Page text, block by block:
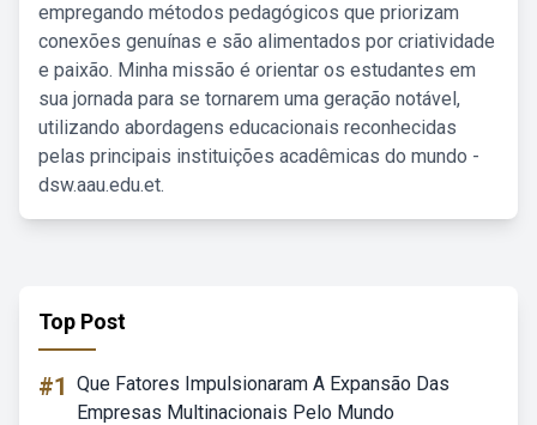
empregando métodos pedagógicos que priorizam
conexões genuínas e são alimentados por criatividade
e paixão. Minha missão é orientar os estudantes em
sua jornada para se tornarem uma geração notável,
utilizando abordagens educacionais reconhecidas
pelas principais instituições acadêmicas do mundo -
dsw.aau.edu.et.
Top Post
#1 Que Fatores Impulsionaram A Expansão Das
Empresas Multinacionais Pelo Mundo